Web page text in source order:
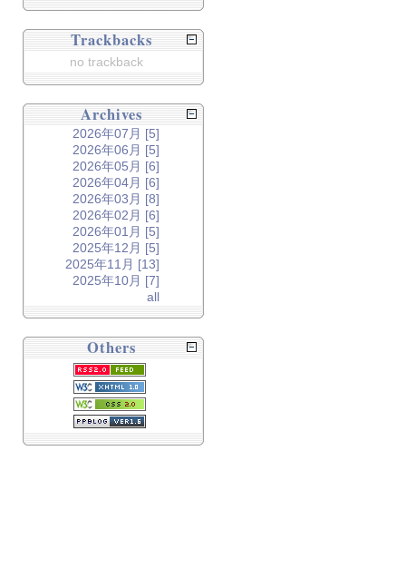
Trackbacks
no trackback
Archives
2026年07月 [5]
2026年06月 [5]
2026年05月 [6]
2026年04月 [6]
2026年03月 [8]
2026年02月 [6]
2026年01月 [5]
2025年12月 [5]
2025年11月 [13]
2025年10月 [7]
all
Others